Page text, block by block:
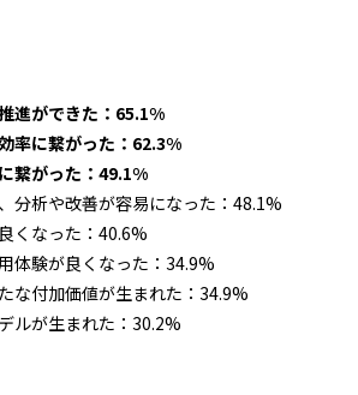
進ができた：65.1%
率に繋がった：62.3%
繋がった：49.1%
分析や改善が容易になった：48.1%
くなった：40.6%
体験が良くなった：34.9%
な付加価値が生まれた：34.9%
ルが生まれた：30.2%